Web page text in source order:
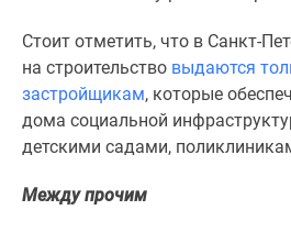
Видеообзор
новостроек
Семейная
ипотека
Аналитика
Панорамы
Стоит отметить, что в Санкт-
на строительство выдаются
застройщикам, которые
дома социальной
детскими садами,
Между прочим